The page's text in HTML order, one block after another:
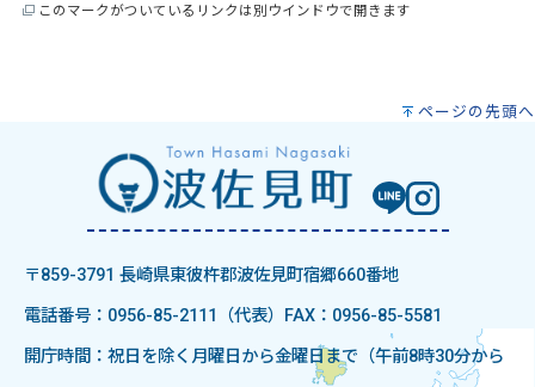
このマークがついているリンクは別ウインドウで開きます
ページの先頭へ
〒859-3791 長崎県東彼杵郡波佐見町宿郷660番地
電話番号：0956-85-2111（代表）
FAX：0956-85-5581
開庁時間：祝日を除く月曜日から金曜日まで（午前8時30分から